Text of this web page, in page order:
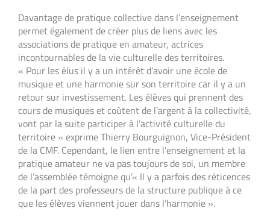
Davantage de pratique collective dans l’enseignement
permet également de créer plus de liens avec les
associations de pratique en amateur, actrices
incontournables de la vie culturelle des territoires.
« Pour les élus il y a un intérêt d’avoir une école de
musique et une harmonie sur son territoire car il y a un
retour sur investissement. Les élèves qui prennent des
cours de musiques et coûtent de l’argent à la collectivité,
vont par la suite participer à l’activité culturelle du
territoire » exprime Thierry Bourguignon, Vice-Président
de la CMF. Cependant, le lien entre l’enseignement et la
pratique amateur ne va pas toujours de soi, un membre
de l’assemblée témoigne qu’« Il y a parfois des réticences
de la part des professeurs de la structure publique à ce
que les élèves viennent jouer dans l’harmonie ».